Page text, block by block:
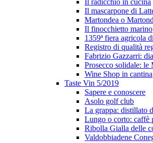
Il radicchio in cucina
Il mascarpone di
Martondea o
Il finocchietto marino
1359ª fiera agricola
Registro di qualità
Fabrizio Gazzarri:
Prosecco solidale: le
Wine Shop in cantina
Taste Vin 5/2019
Sapere e conoscere
Asolo golf club
La grappa: distillato
Lungo o corto: caffè
Ribolla Gialla delle
Valdobbiadene